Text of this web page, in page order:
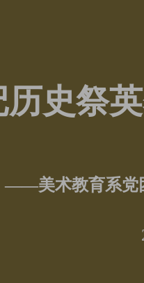
历史祭
——美术教育系党